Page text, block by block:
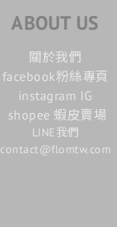
ABOUT US
關於我們
facebook粉絲專頁
instagram IG
shopee 蝦皮賣場
LINE我們
contact@flomtw.com